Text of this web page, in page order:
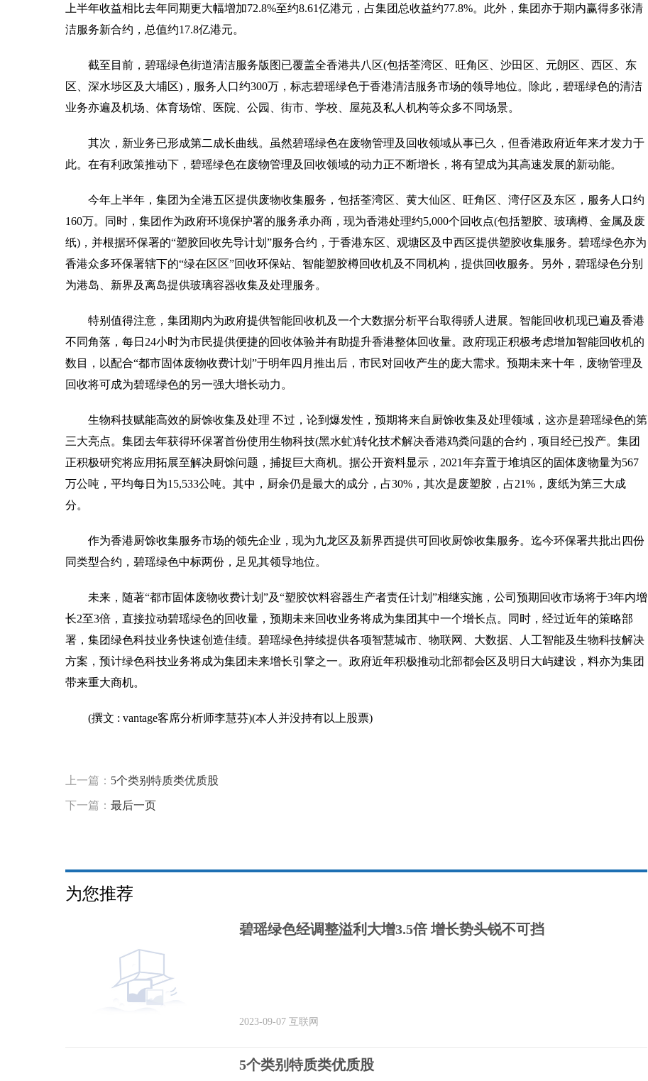
上半年收益相比去年同期更大幅增加72.8%至约8.61亿港元，占集团总收益约77.8%。此外，集团亦于期内赢得多张清
洁服务新合约，总值约17.8亿港元。
截至目前，碧瑶绿色街道清洁服务版图已覆盖全香港共八区(包括荃湾区、旺角区、沙田区、元朗区、西区、东
区、深水埗区及大埔区)，服务人口约300万，标志碧瑶绿色于香港清洁服务市场的领导地位。除此，碧瑶绿色的清洁
业务亦遍及机场、体育场馆、医院、公园、街市、学校、屋苑及私人机构等众多不同场景。
其次，新业务已形成第二成长曲线。虽然碧瑶绿色在废物管理及回收领域从事已久，但香港政府近年来才发力于
此。在有利政策推动下，碧瑶绿色在废物管理及回收领域的动力正不断增长，将有望成为其高速发展的新动能。
今年上半年，集团为全港五区提供废物收集服务，包括荃湾区、黄大仙区、旺角区、湾仔区及东区，服务人口约
160万。同时，集团作为政府环境保护署的服务承办商，现为香港处理约5,000个回收点(包括塑胶、玻璃樽、金属及废
纸)，并根据环保署的“塑胶回收先导计划”服务合约，于香港东区、观塘区及中西区提供塑胶收集服务。碧瑶绿色亦为
香港众多环保署辖下的“绿在区区”回收环保站、智能塑胶樽回收机及不同机构，提供回收服务。另外，碧瑶绿色分别
为港岛、新界及离岛提供玻璃容器收集及处理服务。
特别值得注意，集团期内为政府提供智能回收机及一个大数据分析平台取得骄人进展。智能回收机现已遍及香港
不同角落，每日24小时为市民提供便捷的回收体验并有助提升香港整体回收量。政府现正积极考虑增加智能回收机的
数目，以配合“都市固体废物收费计划”于明年四月推出后，市民对回收产生的庞大需求。预期未来十年，废物管理及
回收将可成为碧瑶绿色的另一强大增长动力。
生物科技赋能高效的厨馀收集及处理 不过，论到爆发性，预期将来自厨馀收集及处理领域，这亦是碧瑶绿色的第
三大亮点。集团去年获得环保署首份使用生物科技(黑水虻)转化技术解决香港鸡粪问题的合约，项目经已投产。集团
正积极研究将应用拓展至解决厨馀问题，捕捉巨大商机。据公开资料显示，2021年弃置于堆填区的固体废物量为567
万公吨，平均每日为15,533公吨。其中，厨余仍是最大的成分，占30%，其次是废塑胶，占21%，废纸为第三大成
分。
作为香港厨馀收集服务市场的领先企业，现为九龙区及新界西提供可回收厨馀收集服务。迄今环保署共批出四份
同类型合约，碧瑶绿色中标两份，足见其领导地位。
未来，随著“都市固体废物收费计划”及“塑胶饮料容器生产者责任计划”相继实施，公司预期回收市场将于3年内增
长2至3倍，直接拉动碧瑶绿色的回收量，预期未来回收业务将成为集团其中一个增长点。同时，经过近年的策略部
署，集团绿色科技业务快速创造佳绩。碧瑶绿色持续提供各项智慧城市、物联网、大数据、人工智能及生物科技解决
方案，预计绿色科技业务将成为集团未来增长引擎之一。政府近年积极推动北部都会区及明日大屿建设，料亦为集团
带来重大商机。
(撰文 : vantage客席分析师李慧芬)(本人并没持有以上股票)
上一篇： 5个类别特质类优质股
下一篇： 最后一页
为您推荐
碧瑶绿色经调整溢利大增3.5倍 增长势头锐不可挡
2023-09-07 互联网
5个类别特质类优质股